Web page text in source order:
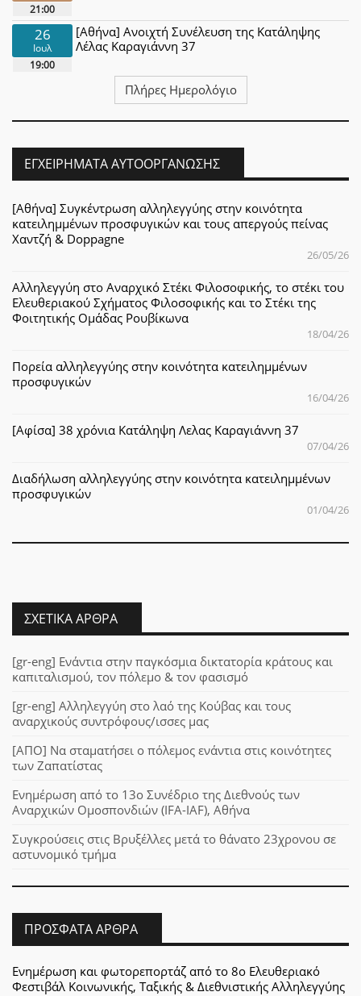
21:00
26
Ιουλ
19:00
[Αθήνα] Ανοιχτή Συνέλευση της Κατάληψης
Λέλας Καραγιάννη 37
Πλήρες Ημερολόγιο
ΕΓΧΕΙΡΉΜΑΤΑ ΑΥΤΟΟΡΓΆΝΩΣΗΣ
[Αθήνα] Συγκέντρωση αλληλεγγύης στην κοινότητα
κατειλημμένων προσφυγικών και τους απεργούς πείνας
Χαντζή & Doppagne
26/05/26
Αλληλεγγύη στο Αναρχικό Στέκι Φιλοσοφικής, το στέκι του
Ελευθεριακού Σχήματος Φιλοσοφικής και το Στέκι της
Φοιτητικής Ομάδας Ρουβίκωνα
18/04/26
Πορεία αλληλεγγύης στην κοινότητα κατειλημμένων
προσφυγικών
16/04/26
[Αφίσα] 38 χρόνια Κατάληψη Λελας Καραγιάννη 37
07/04/26
Διαδήλωση αλληλεγγύης στην κοινότητα κατειλημμένων
προσφυγικών
01/04/26
ΣΧΕΤΙΚΆ ΆΡΘΡΑ
[gr-eng] Ενάντια στην παγκόσμια δικτατορία κράτους και
καπιταλισμού, τον πόλεμο & τον φασισμό
[gr-eng] Αλληλεγγύη στο λαό της Κούβας και τους
αναρχικούς συντρόφους/ισσες μας
[ΑΠΟ] Να σταματήσει ο πόλεμος ενάντια στις κοινότητες
των Ζαπατίστας
Ενημέρωση από το 13ο Συνέδριο της Διεθνούς των
Αναρχικών Ομοσπονδιών (IFA-IAF), Αθήνα
Συγκρούσεις στις Βρυξέλλες μετά το θάνατο 23χρονου σε
αστυνομικό τμήμα
ΠΡΌΣΦΑΤΑ ΆΡΘΡΑ
Ενημέρωση και φωτορεπορτάζ από το 8ο Ελευθεριακό
Φεστιβάλ Κοινωνικής, Ταξικής & Διεθνιστικής Αλληλεγγύης